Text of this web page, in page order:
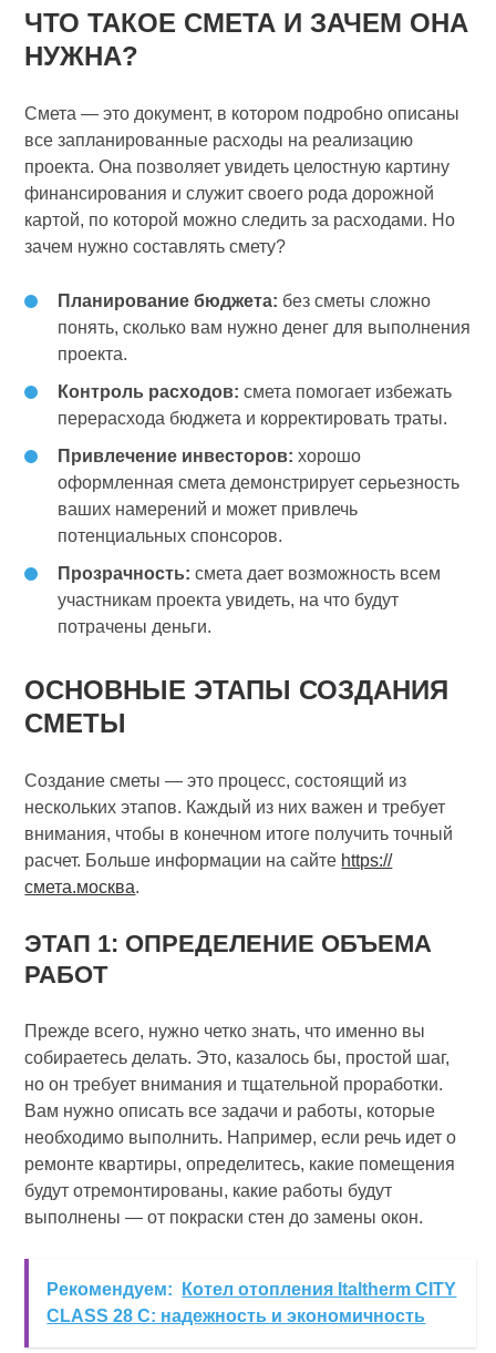
ЧТО ТАКОЕ СМЕТА И ЗАЧЕМ ОНА
НУЖНА?
Смета — это документ, в котором подробно описаны
все запланированные расходы на реализацию
проекта. Она позволяет увидеть целостную картину
финансирования и служит своего рода дорожной
картой, по которой можно следить за расходами. Но
зачем нужно составлять смету?
Планирование бюджета: без сметы сложно
понять, сколько вам нужно денег для выполнения
проекта.
Контроль расходов: смета помогает избежать
перерасхода бюджета и корректировать траты.
Привлечение инвесторов: хорошо
оформленная смета демонстрирует серьезность
ваших намерений и может привлечь
потенциальных спонсоров.
Прозрачность: смета дает возможность всем
участникам проекта увидеть, на что будут
потрачены деньги.
ОСНОВНЫЕ ЭТАПЫ СОЗДАНИЯ
СМЕТЫ
Создание сметы — это процесс, состоящий из
нескольких этапов. Каждый из них важен и требует
внимания, чтобы в конечном итоге получить точный
расчет. Больше информации на сайте https://
смета.москва.
ЭТАП 1: ОПРЕДЕЛЕНИЕ ОБЪЕМА
РАБОТ
Прежде всего, нужно четко знать, что именно вы
собираетесь делать. Это, казалось бы, простой шаг,
но он требует внимания и тщательной проработки.
Вам нужно описать все задачи и работы, которые
необходимо выполнить. Например, если речь идет о
ремонте квартиры, определитесь, какие помещения
будут отремонтированы, какие работы будут
выполнены — от покраски стен до замены окон.
Рекомендуем:
Котел отопления Italtherm CITY
CLASS 28 C: надежность и экономичность